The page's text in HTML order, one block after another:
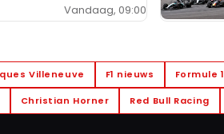
Vandaag, 09:00
Villeneuve F1 nieuws Formule 1
Christian Horner Red Bull Racing